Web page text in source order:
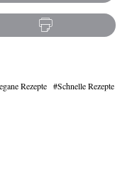
Rezepte
Schnelle Rezepte